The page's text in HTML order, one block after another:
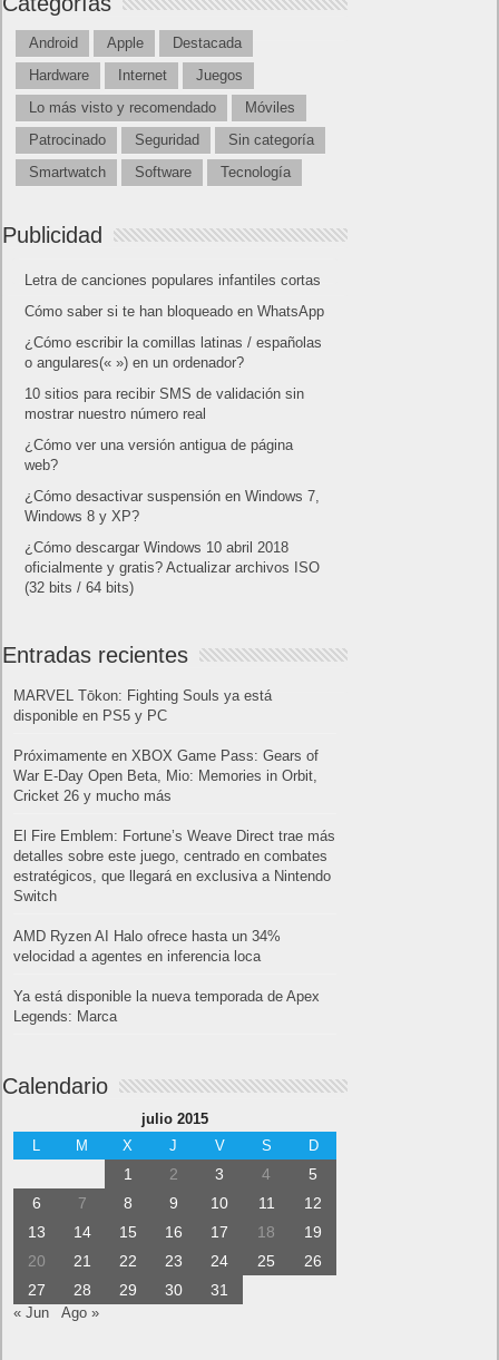
Android Apple
Destacada
Hardware
Internet
Juegos
Lo más visto y recomendado
Móviles
Patrocinado
Seguridad
Sin categoría
Smartwatch
Software Tecnología
Publicidad
Letra de canciones populares infantiles cortas
Cómo saber si te han bloqueado en WhatsApp
¿Cómo escribir la comillas latinas / españolas
o angulares(« ») en un ordenador?
10 sitios para recibir SMS de validación sin
mostrar nuestro número real
¿Cómo ver una versión antigua de página
web?
¿Cómo desactivar suspensión en Windows 7,
Windows 8 y XP?
¿Cómo descargar Windows 10 abril 2018
oficialmente y gratis? Actualizar archivos ISO
(32 bits / 64 bits)
Entradas recientes
MARVEL Tōkon: Fighting Souls ya está
disponible en PS5 y PC
Próximamente en XBOX Game Pass: Gears of
War E-Day Open Beta, Mio: Memories in Orbit,
Cricket 26 y mucho más
El Fire Emblem: Fortune’s Weave Direct trae más
detalles sobre este juego, centrado en combates
estratégicos, que llegará en exclusiva a Nintendo
Switch
AMD Ryzen AI Halo ofrece hasta un 34%
velocidad a agentes en inferencia loca
Ya está disponible la nueva temporada de Apex
Legends: Marca
Calendario
julio 2015
M X J V S D
1 2 3 4
5
6
7 8 9 10 11
12
13
14 15 16 17 18
19
20
21 22 23 24 25
26
27
28 29 30 31
« Jun Ago »